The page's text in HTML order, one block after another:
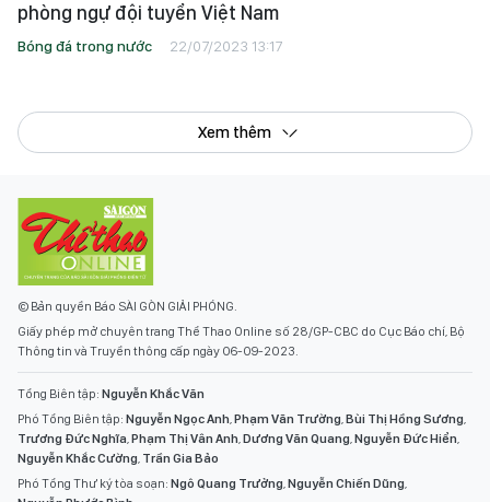
phòng ngự đội tuyển Việt Nam
Bóng đá trong nước 22/07/2023 13:17
Xem thêm
© Bản quyền Báo SÀI GÒN GIẢI PHÓNG.
Giấy phép mở chuyên trang Thể Thao Online số 28/GP-CBC do Cục Báo chí, Bộ
Thông tin và Truyền thông cấp ngày 06-09-2023.
Tổng Biên tập: Nguyễn Khắc Văn
Phó Tổng Biên tập: Nguyễn Ngọc Anh,Phạm Văn Trường,Bùi Thị Hồng Sương,
Trương Đức Nghĩa,Phạm Thị Vân Anh,Dương Văn Quang,Nguyễn Đức Hiển,
Nguyễn Khắc Cường, Trần Gia Bảo
Phó Tổng Thư ký tòa soạn: Ngô Quang Trưởng,Nguyễn Chiến Dũng,